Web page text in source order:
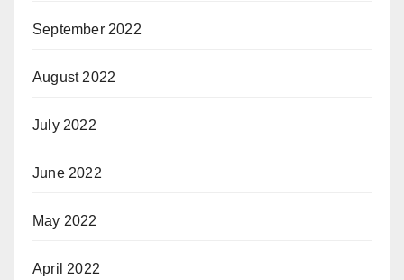
September 2022
August 2022
July 2022
June 2022
May 2022
April 2022